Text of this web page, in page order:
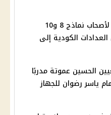
الكود 398 يتيح لأصحاب نماذج 8 و10
الكودية إلى
الحسين عموتة مدربًا
ياسر رضوان للجهاز